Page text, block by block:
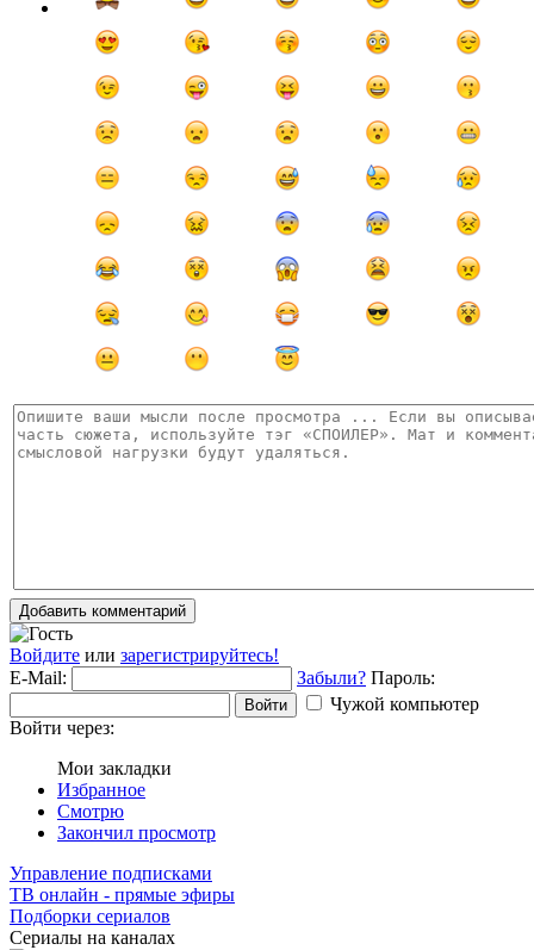
Добавить комментарий
Войдите или зарегистрируйтесь!
E-Mail:
Забыли? Пароль:
Войти
Чужой компьютер
Войти через:
Мои закладки
Избранное
Смотрю
Закончил просмотр
Управление подписками
ТВ онлайн - прямые эфиры
Подборки сериалов
Сериалы на каналах